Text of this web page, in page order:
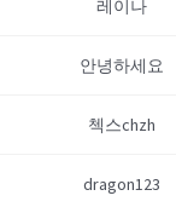
레이나
안녕하세요
첵스chzh
dragon123